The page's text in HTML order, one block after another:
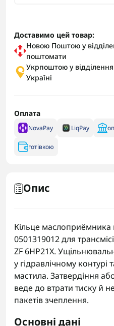
Доставимо цей товар:
Новою Поштою у
поштомати
Укрпоштою у
Україні
Оплата
NovaPay LiqPay
готівкою
Опис
Кільце
0501319012 для
ZF 6HP21X.
у гідравлічному контурі
мастила. Затвердіння
веде до втрати тиску й
пакетів зчеплення.
Основні дані